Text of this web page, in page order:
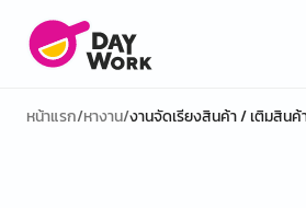
หน้าแรก/หางาน/งานจัดเรียงสินค้า / เติมสินค้